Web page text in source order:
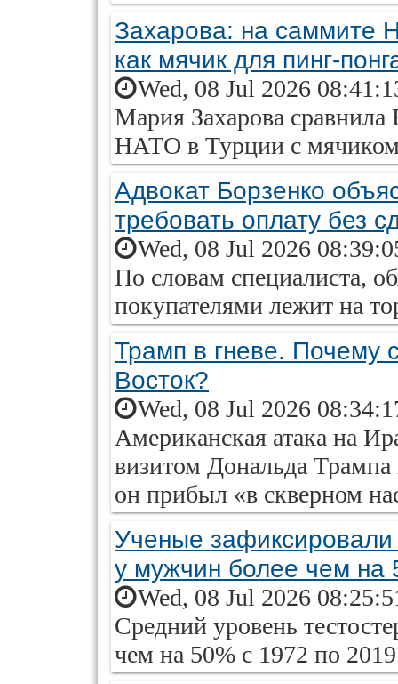
Захарова: на саммите
как мячик для пинг-
Wed, 08 Jul 2026
Мария Захарова сравнила
НАТО в Турции с мячиком
Адвокат Борзенко
требовать оплату без
Wed, 08 Jul 2026
По словам специалиста,
покупателями лежит на
Трамп в гневе. Почему
Восток?
Wed, 08 Jul 2026
Американская атака на
визитом Дональда
он прибыл «в скверном
Ученые зафиксировали
у мужчин более чем на
Wed, 08 Jul 2026
Средний уровень
чем на 50% с 1972 по